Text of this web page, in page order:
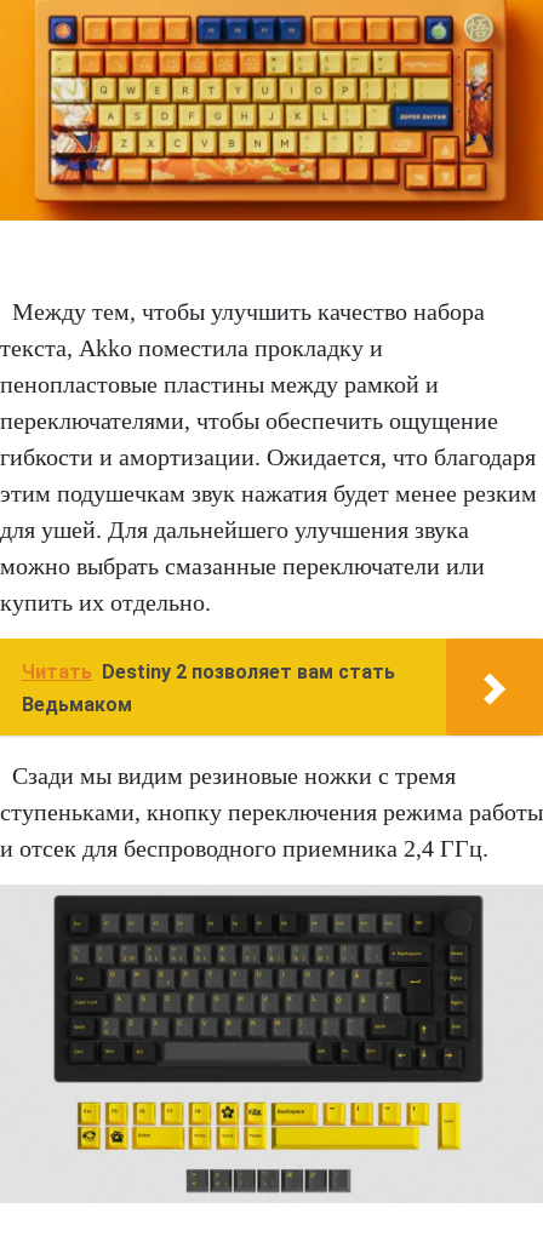
Между тем, чтобы улучшить качество набора
текста, Akko поместила прокладку и
пенопластовые пластины между рамкой и
переключателями, чтобы обеспечить ощущение
гибкости и амортизации. Ожидается, что благодаря
этим подушечкам звук нажатия будет менее резким
для ушей. Для дальнейшего улучшения звука
можно выбрать смазанные переключатели или
купить их отдельно.
Читать
Destiny 2 позволяет вам стать
Ведьмаком
Сзади мы видим резиновые ножки с тремя
ступеньками, кнопку переключения режима работы
и отсек для беспроводного приемника 2,4 ГГц.